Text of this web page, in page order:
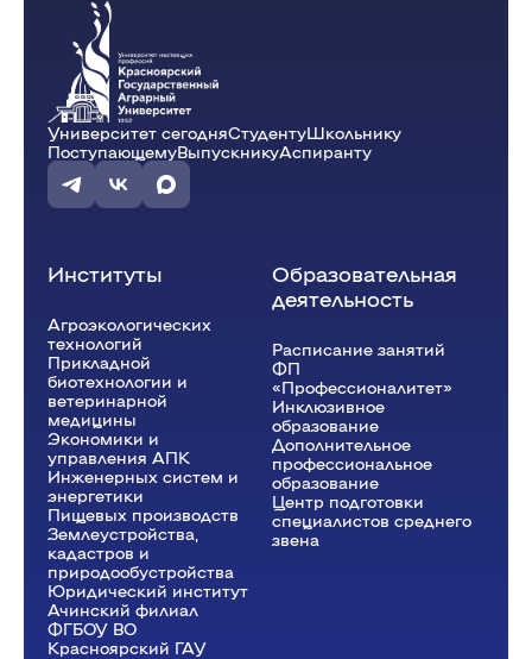
Университет сегодняСтудентуШкольнику
ПоступающемуВыпускникуАспиранту
Институты
Агроэкологических
технологий
Прикладной
биотехнологии и
ветеринарной
медицины
Экономики и
управления АПК
Инженерных систем и
энергетики
Пищевых производств
Землеустройства,
кадастров и
природообустройства
Юридический институт
Ачинский филиал
ФГБОУ ВО
Красноярский ГАУ
Образовательная
деятельность
Расписание занятий
ФП
«Профессионалитет»
Инклюзивное
образование
Дополнительное
профессиональное
образование
Центр подготовки
специалистов среднего
звена